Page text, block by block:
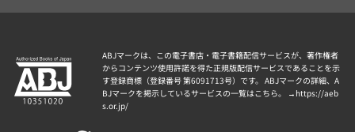
ABJマークは、この電子書店・電子書籍配信サービスが、著作権者
からコンテンツ使用許諾を得た正規版配信サービスであることを示
す登録商標（登録番号 第6091713号）です。 ABJマークの詳細、A
BJマークを掲示しているサービスの一覧はこちら。 → https://aeb
s.or.jp/